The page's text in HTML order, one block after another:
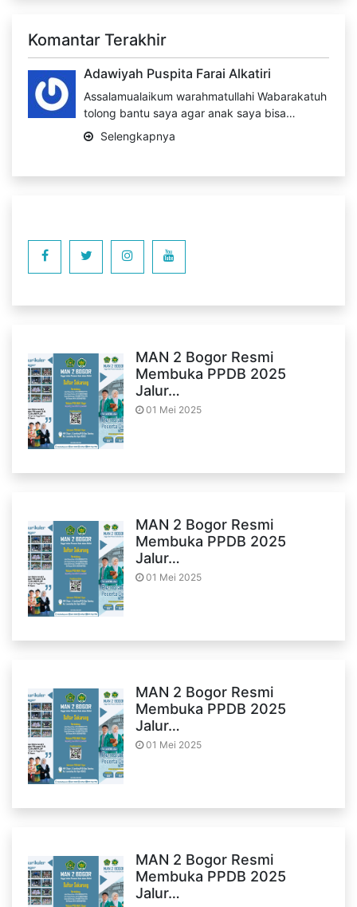
Komantar Terakhir
Adawiyah Puspita Farai Alkatiri
Assalamualaikum warahmatullahi Wabarakatuh
tolong bantu saya agar anak saya bisa…
Selengkapnya
MAN 2 Bogor Resmi
Membuka PPDB 2025
Jalur…
01 Mei 2025
MAN 2 Bogor Resmi
Membuka PPDB 2025
Jalur…
01 Mei 2025
MAN 2 Bogor Resmi
Membuka PPDB 2025
Jalur…
01 Mei 2025
MAN 2 Bogor Resmi
Membuka PPDB 2025
Jalur…